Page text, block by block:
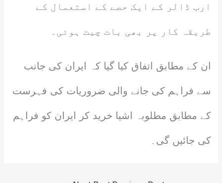
ارب ڈالر کے ایک حصے کے استعمال کے
طریقہ کار پر بھی بات چیت ہوئی۔
ان کے مطابق اتفاق کیا گیا کہ ایران کی جانب
سے فراہم کی جانے والی ضروریات کی فہرست
کے مطابق مطلوبہ اشیا خرید کر ایران کو فراہم
کی جائیں گی۔